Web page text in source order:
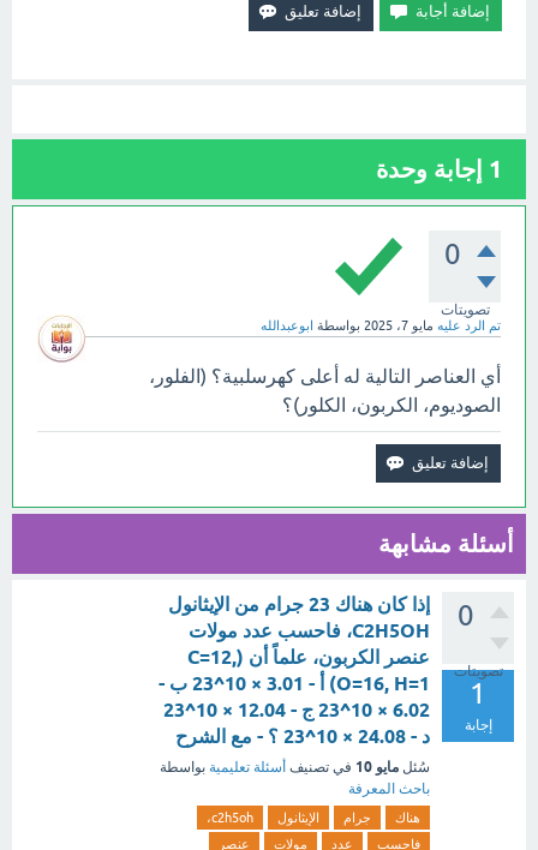
1 إجابة وحدة
0
تصويتات
تم الرد عليه مايو 7، 2025 بواسطة ابوعبدالله
أي العناصر التالية له أعلى كهرسلبية؟ (الفلور،
الصوديوم، الكربون، الكلور)؟
أسئلة مشابهة
0
تصويتات
1
إجابة
إذا كان هناك 23 جرام من الإيثانول
C2H5OH، فاحسب عدد مولات
عنصر الكربون، علماً أن (C=12,
O=16, H=1) أ - 3.01 × 10^23 ب -
6.02 × 10^23 ج - 12.04 × 10^23
د - 24.08 × 10^23 ؟ - مع الشرح
سُئل مايو 10 في تصنيف أسئلة تعليمية بواسطة
باحث المعرفة
هناك جرام الإيثانول
c2h5oh،
فاحسب
عدد مولات عنصر